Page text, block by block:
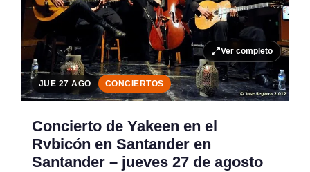
Ver completo
JUE 27 AGO CONCIERTOS
Concierto de Yakeen en el
Rvbicón en Santander en
Santander – jueves 27 de agosto